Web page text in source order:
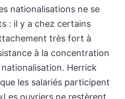
nationalisations ne se
: il y a chez certains
très fort à
à la concentration
Herrick
les salariés participent
ouvriers ne restèrent